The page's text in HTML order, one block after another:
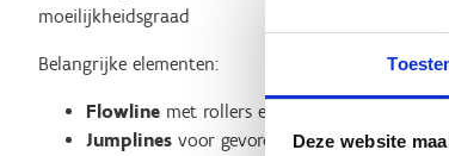
Deze website
moeilijkheidsgraad
Belangrijke elementen:
Flowline met rollers en kleine sprongen voor
Jumplines voor gevorderde riders